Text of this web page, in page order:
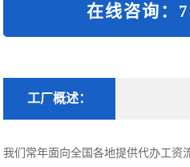
在线咨询：
工厂概述：
我们常年面向全国各地提供代办工资